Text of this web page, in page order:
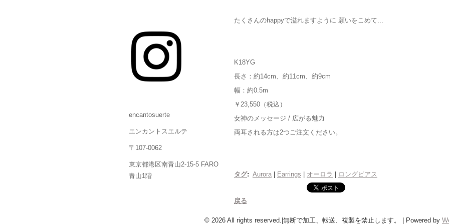
たくさんのhappyで溢れますように 願いをこめて...
K18YG
長さ：約14cm、約11cm、約9cm
幅：約0.5m
￥23,550（税込）
女神のメッセージ / 広がる魅力
両耳される方は2つご注文ください。
タグ: Aurora Earrings オーロラ ロングピアス
戻る
encantosuerte
エンカントスエルテ
〒107-0062
東京都港区南青山2-15-5 FARO
青山1階
© 2026 All rights reserved.|無断で加工、転送、複製を禁止します。 Powered by